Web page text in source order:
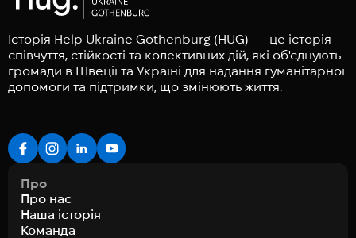
Історія Help Ukraine Gothenburg (HUG) — це історія
співчуття, стійкості та колективних дій, які об'єднують
громади в Швеції та Україні для надання гуманітарної
допомоги та підтримки, що змінюють життя.
Про
Про нас
Наша історія
Команда